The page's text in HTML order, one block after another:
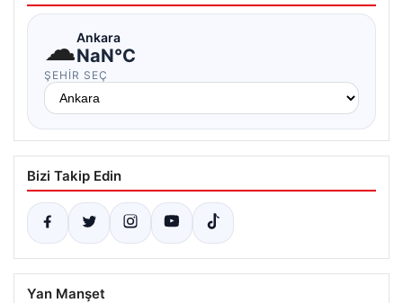
☁Ankara
NaN°C
ŞEHIR SEÇ
Bizi Takip Edin
Yan Manşet